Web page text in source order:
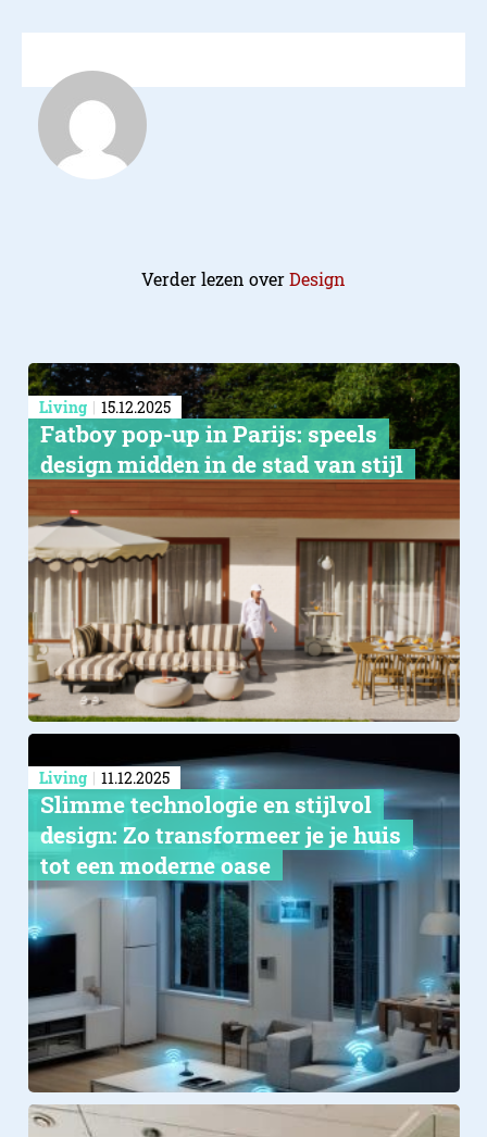
Verder lezen overDesign
Living 15.12.2025
Fatboy pop-up in Parijs: speels
design midden in de stad van stijl
Living 11.12.2025
Slimme technologie en stijlvol
design: Zo transformeer je je huis
tot een moderne oase